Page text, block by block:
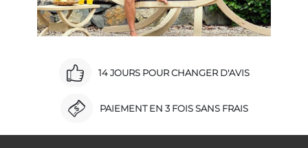
14 JOURS POUR CHANGER D'AVIS
PAIEMENT EN 3 FOIS SANS FRAIS